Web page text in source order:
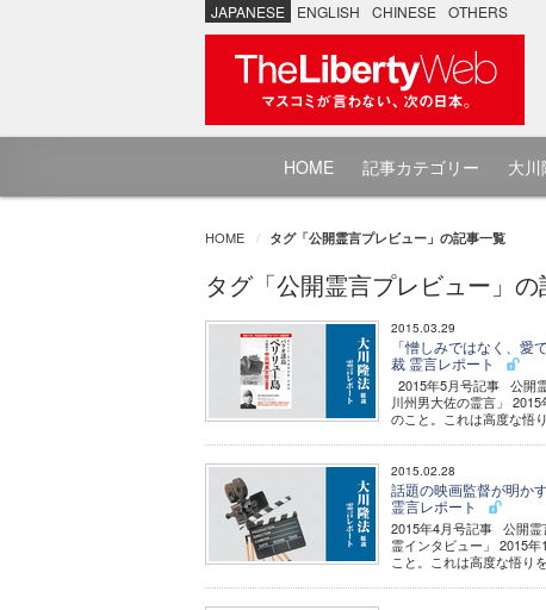
JAPANESE ENGLISH CHINESE OTHERS
HOME 記事カテゴリー 大
HOME タグ「公開霊言プレビュー」の記事一覧
タグ「公開霊言プレビュー」
2015.03.29
「憎しみではなく、
裁 霊言レポート
2015年5月号記事 公開
川州男大佐の霊言」
のこと。これは高度な悟
2015.02.28
話題の映画監督が明か
霊言レポート
2015年4月号記事 公開霊
霊インタビュー」 2015
こと。これは高度な悟り